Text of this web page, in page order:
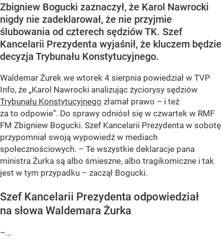
Zbigniew Bogucki zaznaczył, że Karol Nawrocki
nigdy nie zadeklarował, że nie przyjmie
ślubowania od czterech sędziów TK. Szef
Kancelarii Prezydenta wyjaśnił, że kluczem będzie
decyzja Trybunału Konstytucyjnego.
Waldemar Żurek we wtorek 4 sierpnia powiedział w TVP
Info, że „Karol Nawrocki analizując życiorysy sędziów
Trybunału Konstytucyjnego złamał prawo – i też
za to odpowie”. Do sprawy odniósł się w czwartek w RMF
FM Zbigniew Bogucki. Szef Kancelarii Prezydenta w sobotę
przypomniał swoją wypowiedź w mediach
społecznościowych. – Te wszystkie deklaracje pana
ministra Żurka są albo śmieszne, albo tragikomiczne i tak
jest w tym przypadku – zaczął Bogucki.
Szef Kancelarii Prezydenta odpowiedział
na słowa Waldemara Żurka
–...